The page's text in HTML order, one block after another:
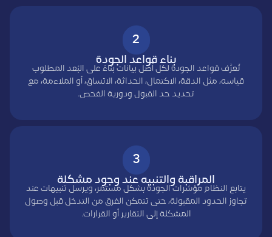
2
بناء قواعد الجودة
تُعرَّف قواعد الجودة لكل أصل بيانات بناءً على البُعد المطلوب
قياسه، مثل الدقة، الاكتمال، الحداثة، الاتساق، أو الملاءمة، مع
تحديد حد القبول ودورية الفحص.
3
المراقبة والتنبيه عند وجود مشكلة
يتابع النظام مؤشرات الجودة بشكل مستمر، ويرسل تنبيهات عند
تجاوز الحدود المقبولة، حتى تتمكن الفرق من التدخل قبل وصول
المشكلة إلى التقارير أو القرارات.